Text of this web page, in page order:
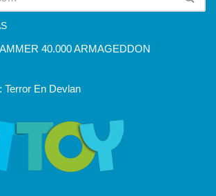
40.000 ARMAGEDDON
Terror En Devlan